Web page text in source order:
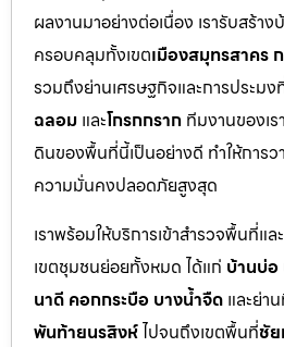
ผลงานมาอย่างต่อเนื่อง เรารับสร้า
ครอบคลุมทั้งเขตเมืองสมุทรสาคร
รวมถึงย่านเศรษฐกิจและการประม
ฉลอม และโกรกกราก ทีมงานของเ
ดินของพื้นที่นี้เป็นอย่างดี ทำให้การว
ความมั่นคงปลอดภัยสูงสุด
เราพร้อมให้บริการเข้าสำรวจพื้นที่แ
เขตชุมชนย่อยทั้งหมด ได้แก่ บ้านบ่อ
นาดี คอกกระบือ บางน้ำจืด และย่า
พันท้ายนรสิงห์ไปจนถึงเขตพื้นที่ชัย